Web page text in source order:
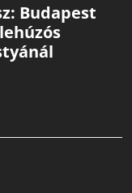
Budapest